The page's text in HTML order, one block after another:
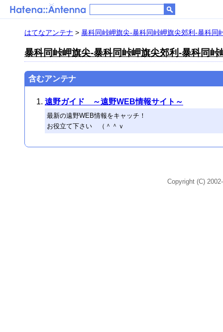
はてなアンテナ > 暴科同峠岬旗尖-暴科同峠岬旗尖郊利-暴科同
暴科同峠岬旗尖-暴科同峠岬旗尖郊利-暴科同峠
含むアンテナ
遠野ガイド ～遠野WEB情報サイト～
最新の遠野WEB情報をキャッチ！
お役立て下さい （＾＾ｖ
Copyright (C)